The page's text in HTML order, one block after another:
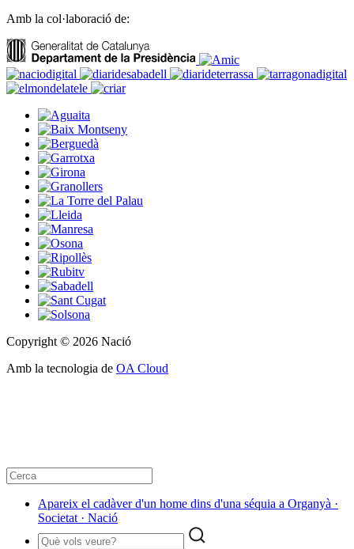
Amb la col·laboració de:
Copyright © 2026 Nació
Amb la tecnologia de OA Cloud
Apareix el cadàver d'un home dins d'una séquia a Organyà ·
Societat · Nació